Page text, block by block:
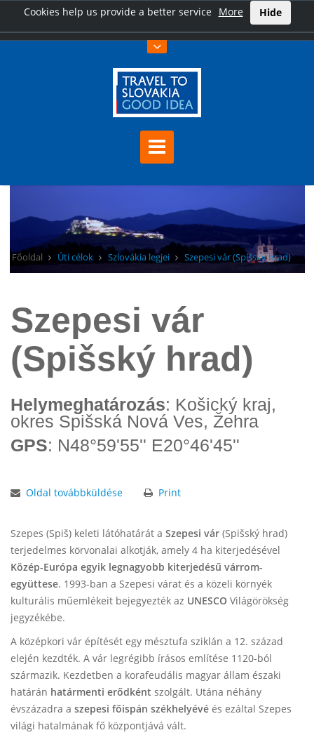
Cookies help us provide a better service More Hide
Főoldal Úti célok Szlovákia legjei Szepesi vár (Spišský hrad)
Szepesi vár
(Spišský hrad)
Helymeghatározás: Košický kraj,
okres Spišská Nová Ves, Žehra
GPS: N48°59'55'' E20°46'45''
Oldal továbbküldése Print
Szepes (Spiš) keleti látóhatárát a Szepesi vár (Spišský hrad)
terjedelmes körvonalai alkotják, amely 4 ha kiterjedésével
Közép-Európa egyik legnagyobb kiterjedésű várrom-
együttese. 1993-ban a Szepesi várat és a közeli környék
kulturális műemlékeit bejegyezték az UNESCO Világörökség
jegyzékébe.
A középkori vár építését egy mésztufa sziklán a 12. század
elején kezdték. A vár legrégibb írásos említése 1120-ból
származik. Kezdetben a korafeudális magyar állam északi
határán határmenti erődként szolgált. Utána néhány
évszázadra a szepesi főispán székhelyévé és ezáltal Szepes
világi hatalmának fő központjává vált.